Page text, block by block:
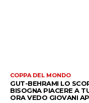
COPPA DEL MONDO
GUT-BEHRAMI LO
BISOGNA PIACERE A
ORA VEDO GIOVANI